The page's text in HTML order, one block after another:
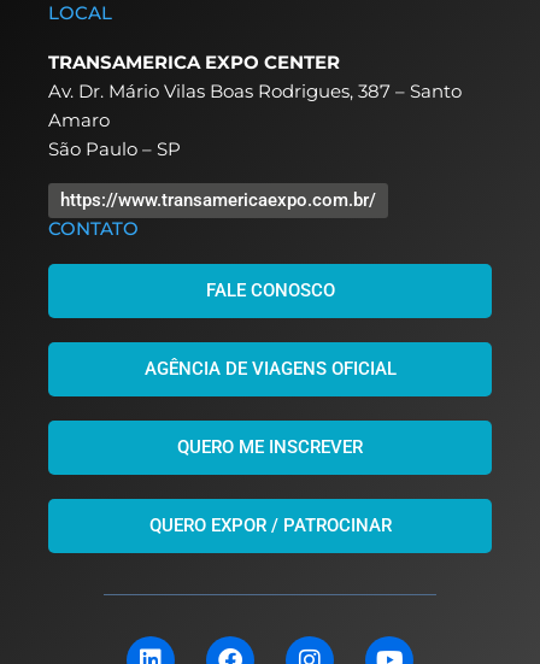
LOCAL
TRANSAMERICA EXPO CENTER
Av. Dr. Mário Vilas Boas Rodrigues, 387 – Santo
Amaro
São Paulo – SP
https://www.transamericaexpo.com.br/
CONTATO
FALE CONOSCO
AGÊNCIA DE VIAGENS OFICIAL
QUERO ME INSCREVER
QUERO EXPOR / PATROCINAR
L
F
I
Y